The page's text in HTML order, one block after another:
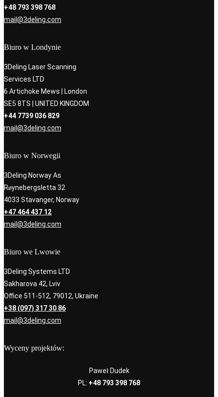
+48 793 398 768
mail@3deling.com
Biuro w Londynie
3Deling Laser Scanning
Services LTD
6 Artichoke Mews | London
SE5 8TS | UNITED KINGDOM
+44 7739 036 829
mail@3deling.com
Biuro w Norwegii
3Deling Norway As
Røynebergsletta 32
4033 Stavanger, Norway
+47 464 437 12
mail@3deling.com
Biuro we Lwowie
3Deling Systems LTD
Sakharova 42, Lviv
Office 511-512, 79012, Ukraine
+38 (097) 317 30 86
mail@3deling.com
Wyceny projektów:
Paweł Dudek
PL: +48 793 398 768